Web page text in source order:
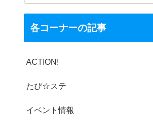
各コーナーの記事
ACTION!
たび☆ステ
イベント情報